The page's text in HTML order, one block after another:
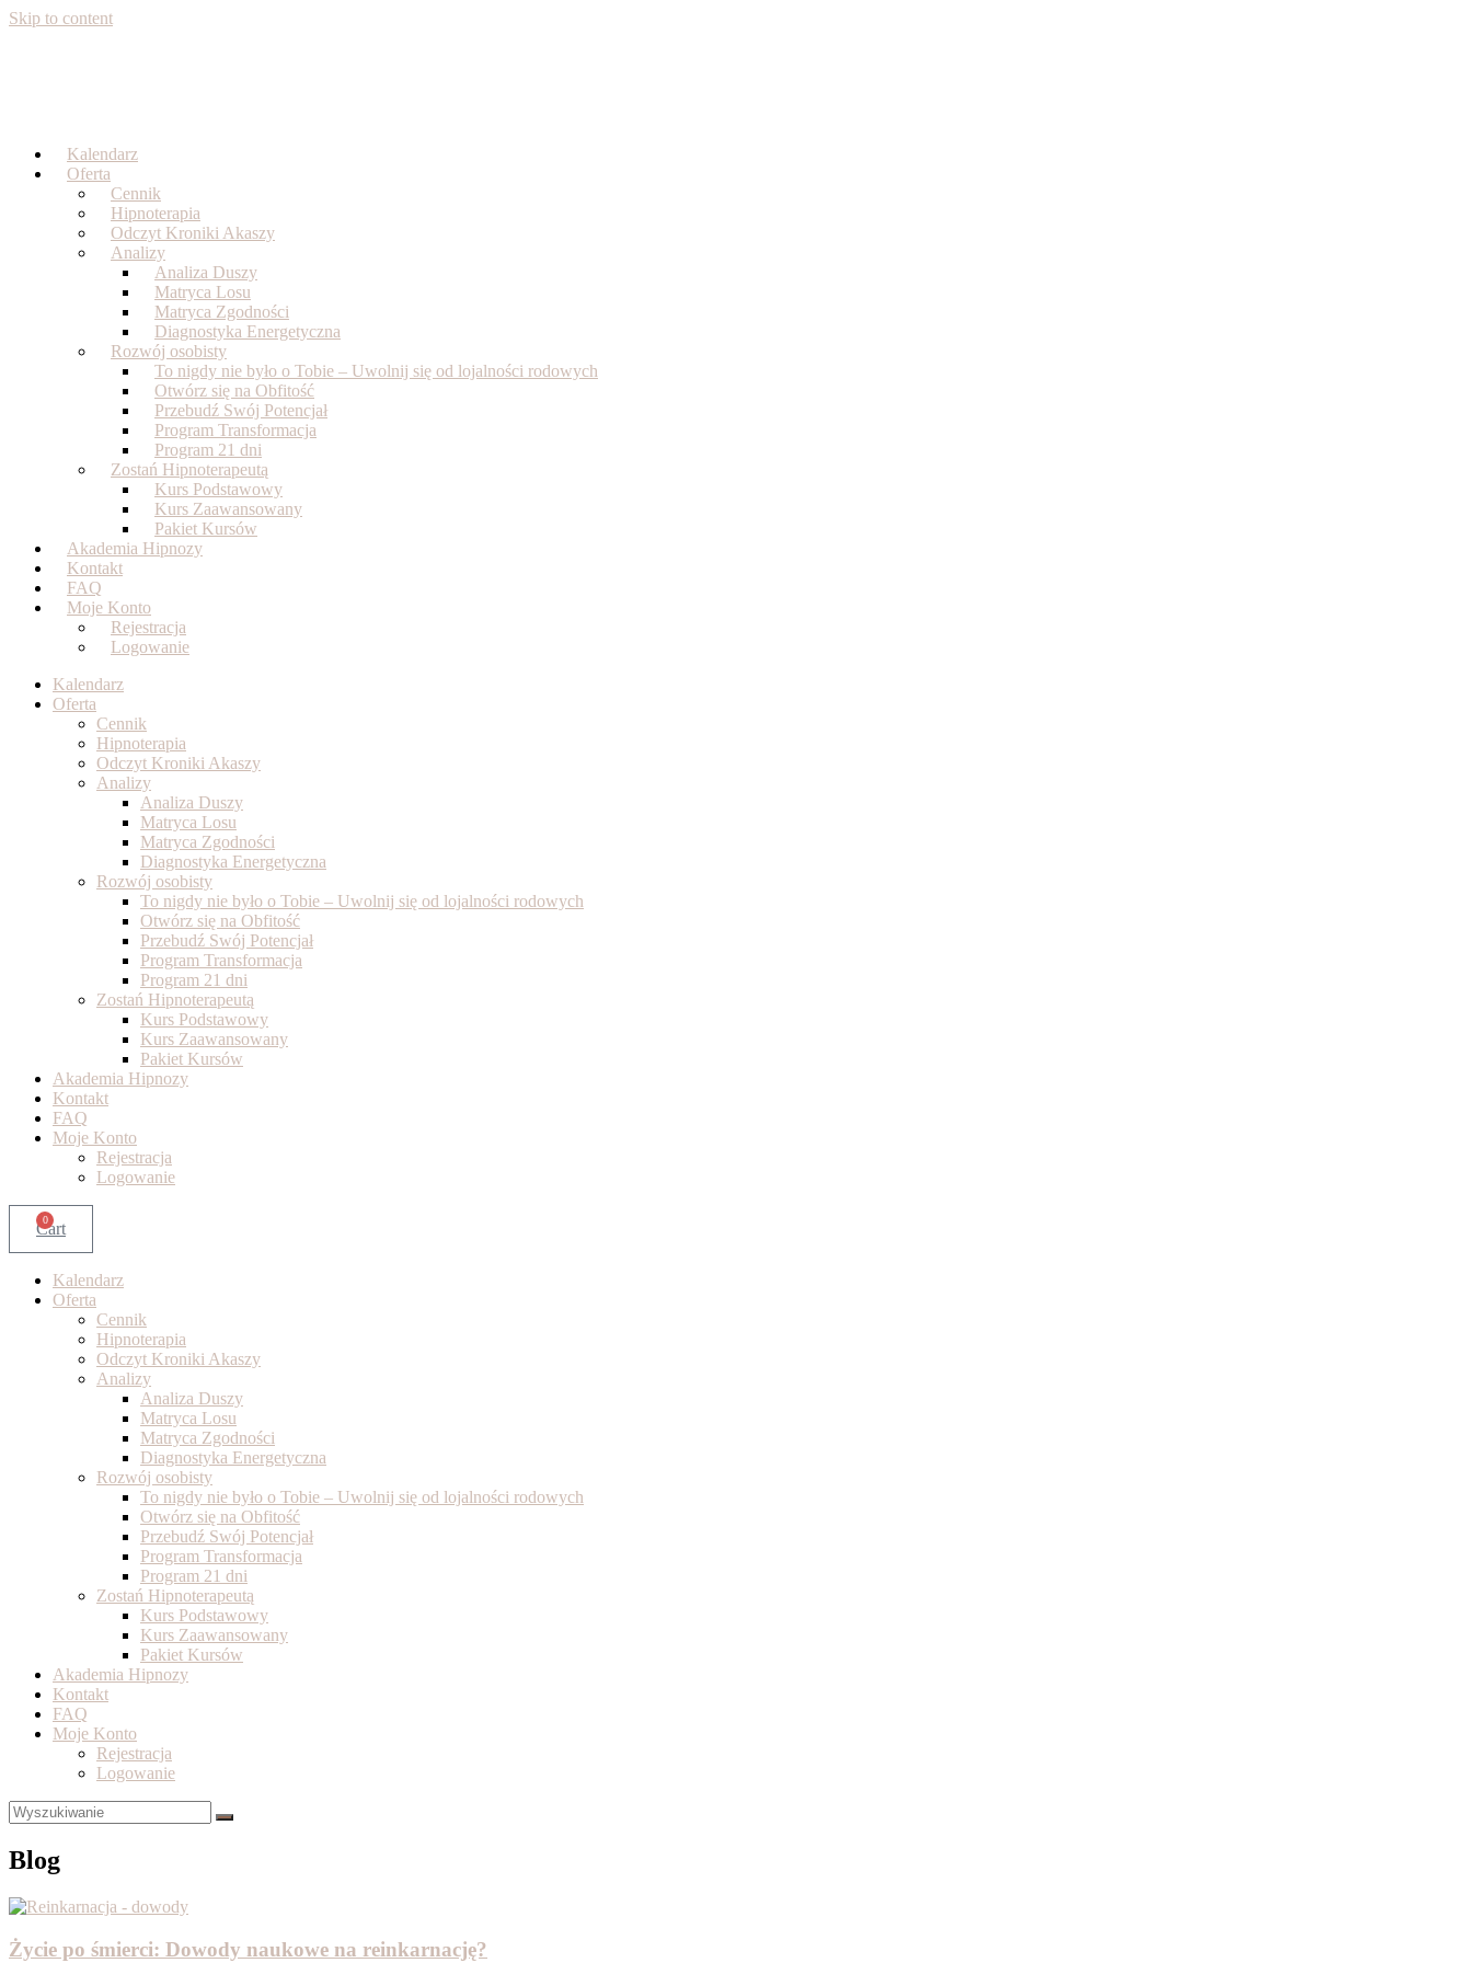
Skip to content
Kalendarz
Oferta
Cennik
Hipnoterapia
Odczyt Kroniki Akaszy
Analizy
Analiza Duszy
Matryca Losu
Matryca Zgodności
Diagnostyka Energetyczna
Rozwój osobisty
To nigdy nie było o Tobie – Uwolnij się od lojalności rodowych
Otwórz się na Obfitość
Przebudź Swój Potencjał
Program Transformacja
Program 21 dni
Zostań Hipnoterapeutą
Kurs Podstawowy
Kurs Zaawansowany
Pakiet Kursów
Akademia Hipnozy
Kontakt
FAQ
Moje Konto
Rejestracja
Logowanie
Kalendarz
Oferta
Cennik
Hipnoterapia
Odczyt Kroniki Akaszy
Analizy
Analiza Duszy
Matryca Losu
Matryca Zgodności
Diagnostyka Energetyczna
Rozwój osobisty
To nigdy nie było o Tobie – Uwolnij się od lojalności rodowych
Otwórz się na Obfitość
Przebudź Swój Potencjał
Program Transformacja
Program 21 dni
Zostań Hipnoterapeutą
Kurs Podstawowy
Kurs Zaawansowany
Pakiet Kursów
Akademia Hipnozy
Kontakt
FAQ
Moje Konto
Rejestracja
Logowanie
0
Cart
Kalendarz
Oferta
Cennik
Hipnoterapia
Odczyt Kroniki Akaszy
Analizy
Analiza Duszy
Matryca Losu
Matryca Zgodności
Diagnostyka Energetyczna
Rozwój osobisty
To nigdy nie było o Tobie – Uwolnij się od lojalności rodowych
Otwórz się na Obfitość
Przebudź Swój Potencjał
Program Transformacja
Program 21 dni
Zostań Hipnoterapeutą
Kurs Podstawowy
Kurs Zaawansowany
Pakiet Kursów
Akademia Hipnozy
Kontakt
FAQ
Moje Konto
Rejestracja
Logowanie
Blog
Życie po śmierci: Dowody naukowe na reinkarnację?